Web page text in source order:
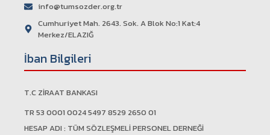
info@tumsozder.org.tr
Cumhuriyet Mah. 2643. Sok. A Blok No:1 Kat:4
Merkez/ELAZIĞ
İban Bilgileri
T.C ZİRAAT BANKASI
TR 53 0001 0024 5497 8529 2650 01
HESAP ADI : TÜM SÖZLEŞMELİ PERSONEL DERNEĞİ